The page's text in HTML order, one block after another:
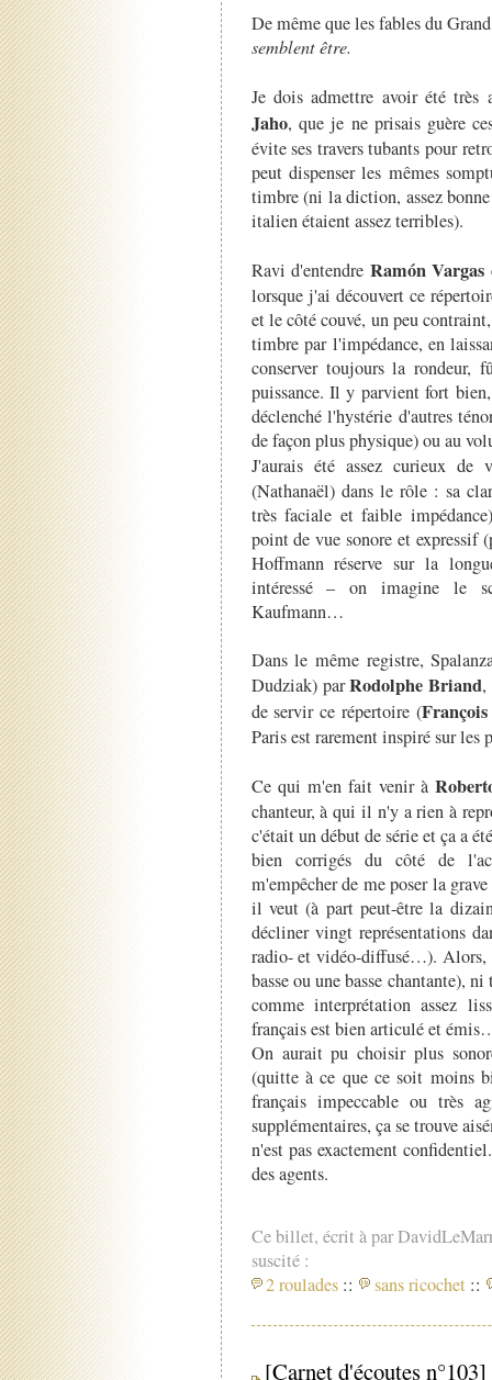
De même que les fables du
semblent être.
Je dois admettre avoir été très
Jaho, que je ne prisais guère
évite ses travers tubants pour
peut dispenser les mêmes
timbre (ni la diction, assez
italien étaient assez terribles).
Ravi d'entendre Ramón Vargas
lorsque j'ai découvert ce
et le côté couvé, un peu
timbre par l'impédance, en
conserver toujours la
puissance. Il y parvient fort
déclenché l'hystérie d'autres
de façon plus physique) ou au
J'aurais été assez curieux
(Nathanaël) dans le rôle : sa
très faciale et faible
point de vue sonore et expressif
Hoffmann réserve sur la
intéressé – on imagine le
Kaufmann…
Dans le même registre,
Dudziak) parRodolphe Briand,
de servir ce répertoire (
Paris est rarement inspiré sur les
Ce qui m'en fait venir à
chanteur, à qui il n'y a rien à
c'était un début de série et ça a
bien corrigés du côté de
m'empêcher de me poser la
il veut (à part peut-être la
décliner vingt représentations
radio- et vidéo-diffusé…).
basse ou une basse chantante),
comme interprétation assez
français est bien articulé et
On aurait pu choisir plus
(quitte à ce que ce soit moins
français impeccable ou très
supplémentaires, ça se trouve
n'est pas exactement
des agents.
Ce billet, écrit à par
suscité :
2 roulades :: sans ricochet ::
[Carnet d'écoutes